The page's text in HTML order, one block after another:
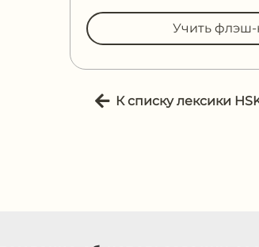
Учить флэш-
К списку лексики